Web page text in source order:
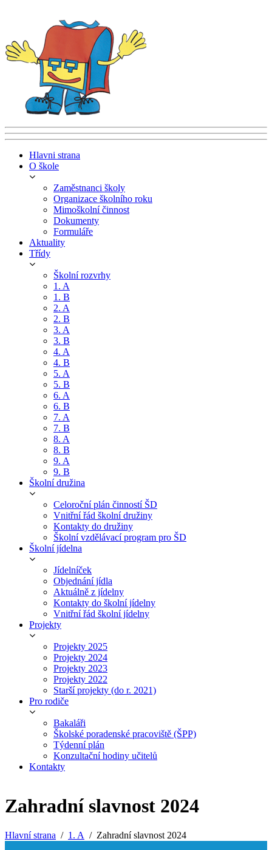
Hlavni strana
O škole
Zaměstnanci školy
Organizace školního roku
Mimoškolní činnost
Dokumenty
Formuláře
Aktuality
Třídy
Školní rozvrhy
1. A
1. B
2. A
2. B
3. A
3. B
4. A
4. B
5. A
5. B
6. A
6. B
7. A
7. B
8. A
8. B
9. A
9. B
Školní družina
Celoroční plán činností ŠD
Vnitřní řád školní družiny
Kontakty do družiny
Školní vzdělávací program pro ŠD
Školní jídelna
Jídelníček
Objednání jídla
Aktuálně z jídelny
Kontakty do školní jídelny
Vnitřní řád školní jídelny
Projekty
Projekty 2025
Projekty 2024
Projekty 2023
Projekty 2022
Starší projekty (do r. 2021)
Pro rodiče
Bakaláři
Školské poradenské pracoviště (ŠPP)
Týdenní plán
Konzultační hodiny učitelů
Kontakty
Zahradní slavnost 2024
Hlavní strana 1. A Zahradní slavnost 2024